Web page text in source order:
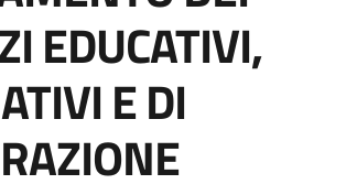
EDUCATIVI,
E DI